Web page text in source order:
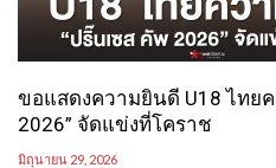
ขอแสดงความยินดี U18 ไทย
2026” จัดแข่งที่โคราช
มิถุนายน 29, 2026